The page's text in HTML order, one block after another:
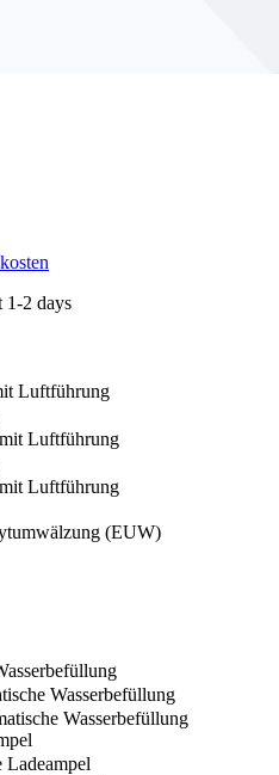
1-2 days
Luftführung
Luftführung
Luftführung
(EUW)
Wasserbefüllung
Wasserbefüllung
Ladeampel